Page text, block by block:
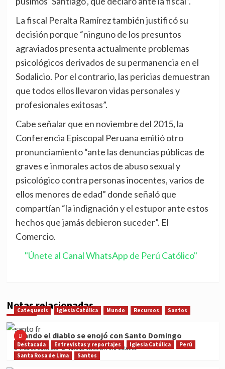
La fiscal Peralta Ramíreztambién justificó su
decisión porque “ninguno de los presuntos
agraviados presenta actualmente problemas
psicológicos derivados de su permanencia en el
Sodalicio. Por el contrario, las pericias demuestran
que todos ellos llevaron vidas personales y
profesionales exitosas”.
Cabe señalar que en noviembre del 2015, la
Conferencia Episcopal Peruana emitió otro
pronunciamiento “ante las denuncias públicas de
graves e inmorales actos de abuso sexual y
psicológico contra personas inocentes, varios de
ellos menores de edad” donde señaló que
compartían “la indignación y el estupor ante estos
hechos que jamás debieron suceder”. El
Comercio.
"Únete al Canal WhatsApp de Perú Católico"
Notas relacionadas
Catequesis Iglesia Católica Mundo Recursos Santos
Cuando el diablo se enojó con Santo Domingo
Medios Católicos hace 15 horas en Perú Católico
Destacada Entrevistas y reportajes Iglesia Católica
Perú
Santa Rosa de Lima
Santos